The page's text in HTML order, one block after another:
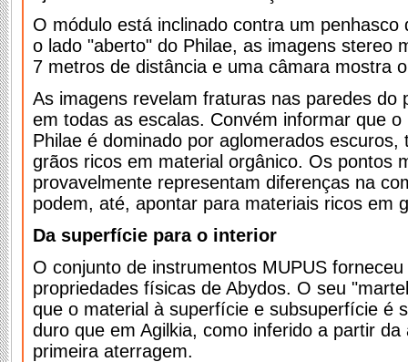
O módulo está inclinado contra um
o lado "aberto" do Philae, as imagens stereo
7 metros de distância e uma câmara mostra
As imagens revelam fraturas nas paredes do
em todas as escalas. Convém informar que
Philae é dominado por aglomerados escuros,
grãos ricos em material orgânico. Os pontos
provavelmente representam diferenças na
podem, até, apontar para materiais ricos em
Da superfície para o interior
O conjunto de instrumentos MUPUS
propriedades físicas de Abydos. O seu
que o material à superfície e subsuperfície é
duro que em Agilkia, como inferido a partir da
primeira aterragem.